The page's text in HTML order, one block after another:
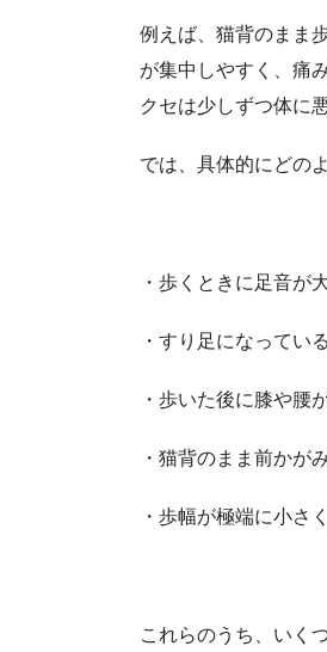
例えば、猫背のまま
が集中しやすく、痛
クセは少しずつ体に
では、具体的にどの
・歩くときに足音が
・すり足になってい
・歩いた後に膝や腰
・猫背のまま前かが
・歩幅が極端に小さ
これらのうち、いく